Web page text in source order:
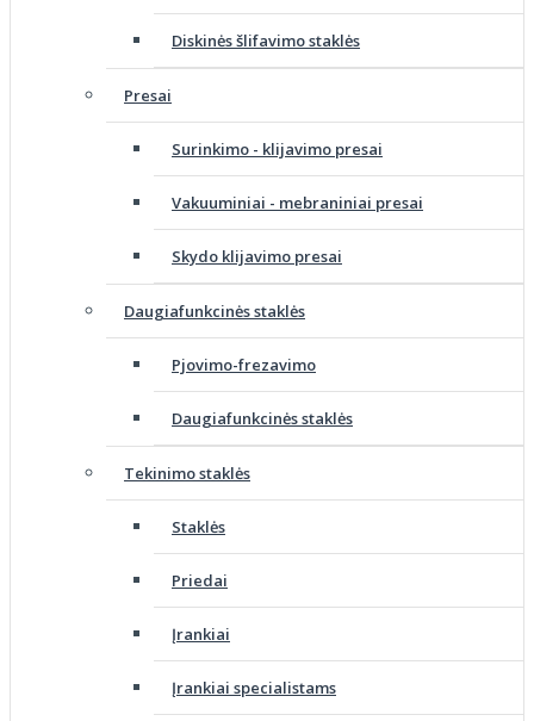
Diskinės šlifavimo staklės
Presai
Surinkimo - klijavimo presai
Vakuuminiai - mebraniniai presai
Skydo klijavimo presai
Daugiafunkcinės staklės
Pjovimo-frezavimo
Daugiafunkcinės staklės
Tekinimo staklės
Staklės
Priedai
Įrankiai
Įrankiai specialistams